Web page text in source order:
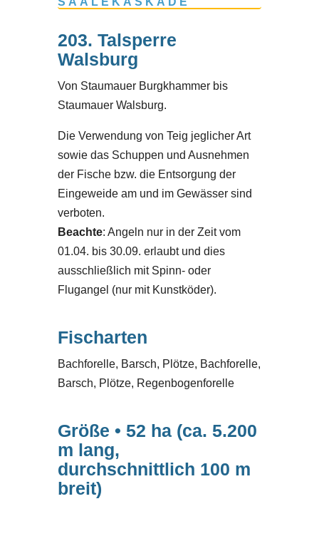
203. Talsperre
Walsburg
Von Staumauer Burgkhammer bis
Staumauer Walsburg.
Die Verwendung von Teig jeglicher Art
sowie das Schuppen und Ausnehmen
der Fische bzw. die Entsorgung der
Eingeweide am und im Gewässer sind
verboten.
Beachte: Angeln nur in der Zeit vom
01.04. bis 30.09. erlaubt und dies
ausschließlich mit Spinn- oder
Flugangel (nur mit Kunstköder).
Fischarten
Bachforelle, Barsch, Plötze, Bachforelle,
Barsch, Plötze, Regenbogenforelle
Größe • 52 ha (ca. 5.200
m lang,
durchschnittlich 100 m
breit)